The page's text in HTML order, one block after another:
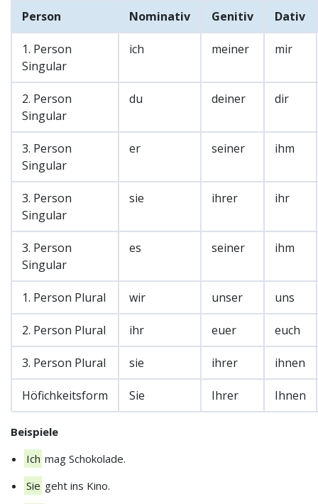
Person Nominativ Genitiv Dativ
1. Person
Singular
ich meiner mir
2. Person
Singular
du deiner dir
3. Person
Singular
er seiner ihm
3. Person
Singular
sie ihrer ihr
3. Person
Singular
es seiner ihm
1. Person Plural wir unser uns
2. Person Plural ihr euer euch
3. Person Plural sie ihrer ihnen
Höfichkeitsform Sie Ihrer Ihnen
Beispiele
Ich mag Schokolade.
Sie geht ins Kino.